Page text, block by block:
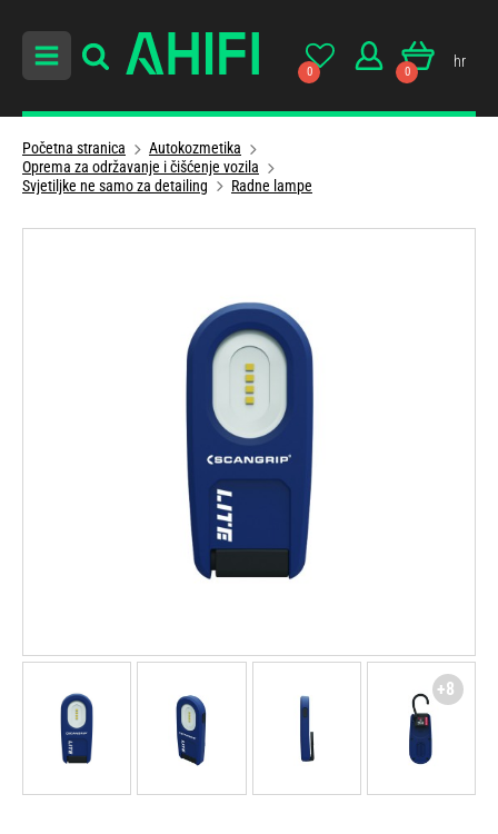
0 0
hr
Početna stranica
Autokozmetika
Oprema za održavanje i čišćenje vozila
Svjetiljke ne samo za detailing
Radne lampe
+8